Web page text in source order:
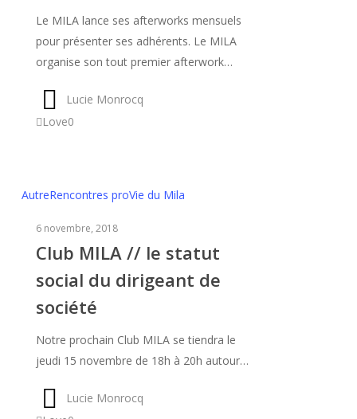
Le MILA lance ses afterworks mensuels
pour présenter ses adhérents. Le MILA
organise son tout premier afterwork…
Lucie Monrocq
Love0
Club
statut
dirigeant
AutreRencontres proVie du Mila
6 novembre, 2018
Club MILA // le statut
social du dirigeant de
société
Notre prochain Club MILA se tiendra le
jeudi 15 novembre de 18h à 20h autour…
Lucie Monrocq